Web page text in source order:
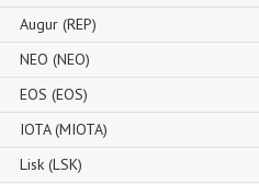
Augur (REP)
NEO (NEO)
EOS (EOS)
IOTA (MIOTA)
Lisk (LSK)